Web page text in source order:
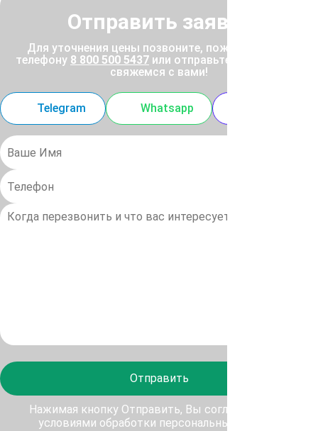
Отправить заявку
Для уточнения цены позвоните, пожалуйста, по
телефону 8 800 500 5437 или отправьте заявку, и мы
свяжемся с вами!
Telegram Whatsapp
Отправить
Нажимая кнопку Отправить, Вы соглашаетесь с
условиями обработки персональных данных